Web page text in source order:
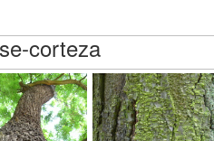
corteza